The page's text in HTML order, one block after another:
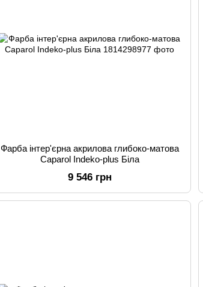
Фарба інтер'єрна акрилова глибоко-матова
Caparol Indeko-plus Біла
9 546 грн